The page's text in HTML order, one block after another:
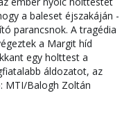
a baleset éjszakáján -
parancsnok. A tragédia
a Margit híd
egy holttest a
áldozatot, az
MTI/Balogh Zoltán